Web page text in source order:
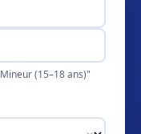
(15–18 ans)"